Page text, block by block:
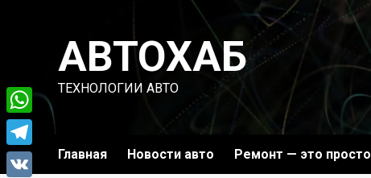
содержимомуАВТОХАБ
ТЕХНОЛОГИИ АВТО
Главная Новости авто Ремонт — это просто
WhatsApp
Telegram